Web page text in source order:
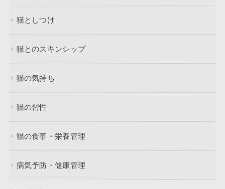
猫としつけ
猫とのスキンシップ
猫の気持ち
猫の習性
猫の食事・栄養管理
病気予防・健康管理